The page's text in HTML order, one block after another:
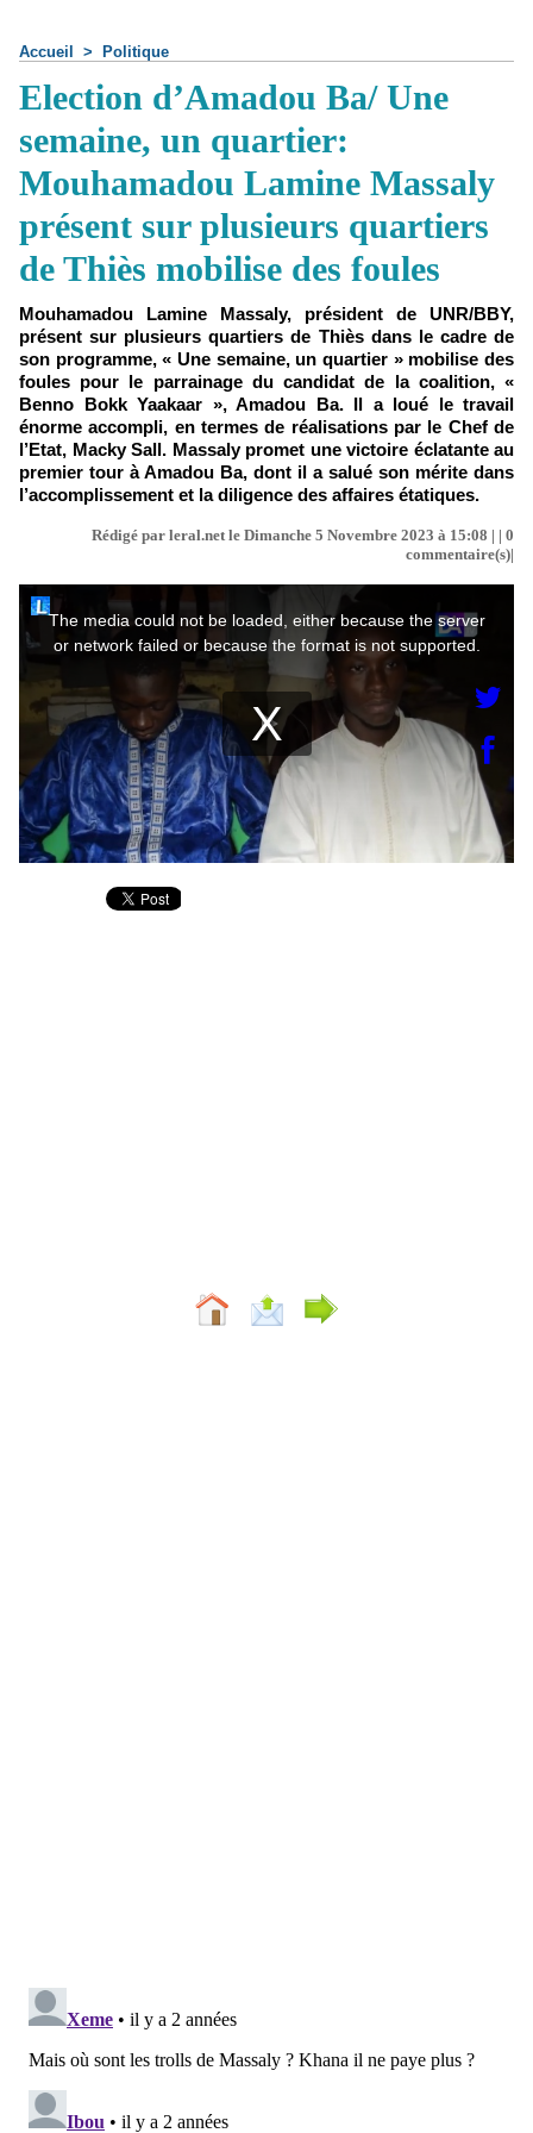
Accueil > Politique
Election d’Amadou Ba/ Une
semaine, un quartier:
Mouhamadou Lamine Massaly
présent sur plusieurs quartiers
de Thiès mobilise des foules
Mouhamadou Lamine Massaly, président de UNR/BBY,
présent sur plusieurs quartiers de Thiès dans le cadre de
son programme, « Une semaine, un quartier » mobilise des
foules pour le parrainage du candidat de la coalition, «
Benno Bokk Yaakaar », Amadou Ba. Il a loué le travail
énorme accompli, en termes de réalisations par le Chef de
l’Etat, Macky Sall. Massaly promet une victoire éclatante au
premier tour à Amadou Ba, dont il a salué son mérite dans
l’accomplissement et la diligence des affaires étatiques.
Rédigé par leral.net le Dimanche 5 Novembre 2023 à 15:08 | | 0
commentaire(s)|